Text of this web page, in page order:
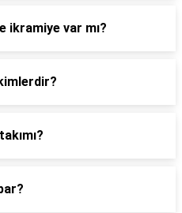
ikramiye var mı?